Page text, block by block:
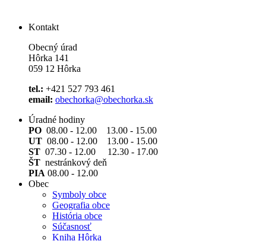
Kontakt
Obecný úrad
Hôrka 141
059 12 Hôrka
tel.: +421 527 793 461
email: obechorka@obechorka.sk
Úradné hodiny
PO 08.00 - 12.00 13.00 - 15.00
UT 08.00 - 12.00 13.00 - 15.00
ST 07.30 - 12.00 12.30 - 17.00
ŠT nestránkový deň
PIA 08.00 - 12.00
Obec
Symboly obce
Geografia obce
História obce
Súčasnosť
Kniha Hôrka